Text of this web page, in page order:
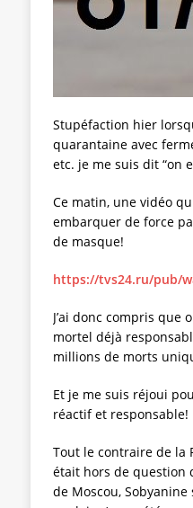
Stupéfaction hier
quarantaine avec
etc. je me suis dit “on
Ce matin, une vidéo
embarquer de force
de masque!
https://tvs24.ru/pub/
J’ai donc compris
mortel déjà
millions de morts
Et je me suis réjoui
réactif et responsable!
Tout le contraire de la
était hors de question
de Moscou,